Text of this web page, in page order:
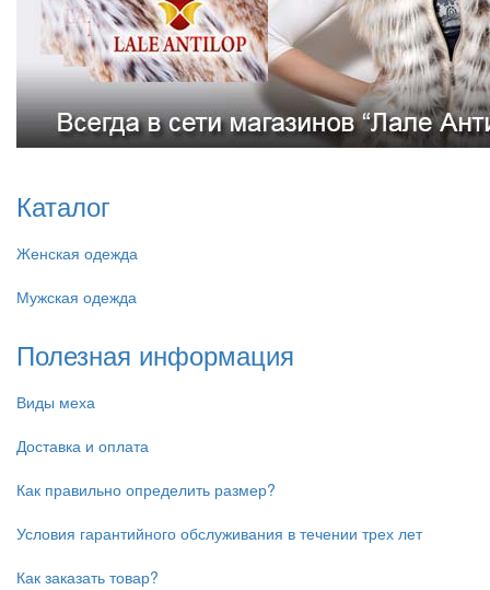
Каталог
Женская одежда
Мужская одежда
Полезная информация
Виды меха
Доставка и оплата
Как правильно определить размер?
Условия гарантийного обслуживания в течении трех лет
Как заказать товар?